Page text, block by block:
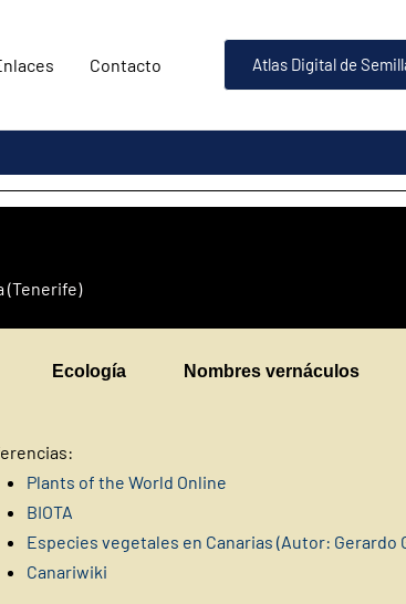
Contacto Atlas Digital de
(Tenerife)
Ecología Nombres vernáculos
Plants of the World Online
BIOTA
Especies vegetales en Canarias (Autor: Gerardo
Canariwiki